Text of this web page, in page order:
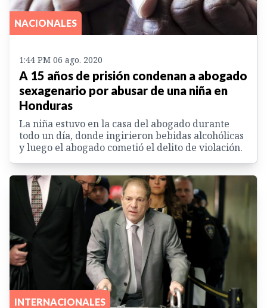
NACIONALES
1:44 PM 06 ago. 2020
A 15 años de prisión condenan a abogado
sexagenario por abusar de una niña en
Honduras
La niña estuvo en la casa del abogado durante
todo un día, donde ingirieron bebidas alcohólicas
y luego el abogado cometió el delito de violación.
INTERNACIONALES